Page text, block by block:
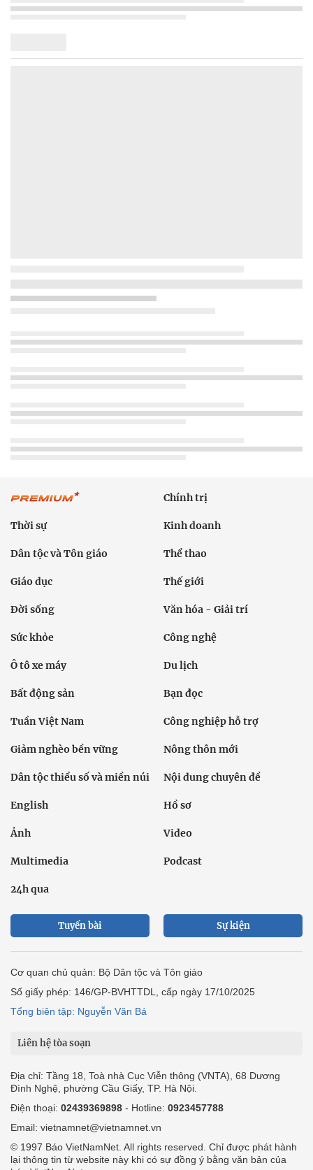
Chính trị
Thời sự Kinh doanh
Dân tộc và Tôn giáo Thể thao
Giáo dục Thế giới
Đời sống Văn hóa - Giải trí
Sức khỏe Công nghệ
Ô tô xe máy Du lịch
Bất động sản Bạn đọc
Tuần Việt Nam Công nghiệp hỗ trợ
Giảm nghèo bền vững Nông thôn mới
Dân tộc thiểu số và miền núi Nội dung chuyên đề
English Hồ sơ
Ảnh Video
Multimedia Podcast
24h qua
Tuyến bài Sự kiện
Cơ quan chủ quản: Bộ Dân tộc và Tôn giáo
Số giấy phép: 146/GP-BVHTTDL, cấp ngày 17/10/2025
Tổng biên tập: Nguyễn Văn Bá
Liên hệ tòa soạn
Địa chỉ: Tầng 18, Toà nhà Cục Viễn thông (VNTA), 68 Dương
Đình Nghệ, phường Cầu Giấy, TP. Hà Nội.
Điện thoại: 02439369898 - Hotline: 0923457788
Email: vietnamnet@vietnamnet.vn
© 1997 Báo VietNamNet. All rights reserved. Chỉ được phát hành
lại thông tin từ website này khi có sự đồng ý bằng văn bản của